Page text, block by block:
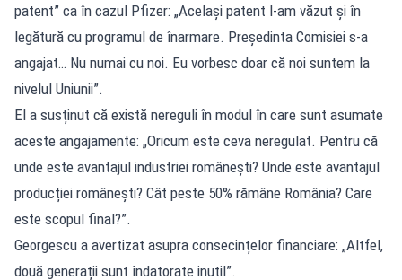
patent” ca în cazul Pfizer: „Același patent l-am văzut și în
legătură cu programul de înarmare. Președinta Comisiei s-a
angajat… Nu numai cu noi. Eu vorbesc doar că noi suntem la
nivelul Uniunii”.
El a susținut că există nereguli în modul în care sunt asumate
aceste angajamente: „Oricum este ceva neregulat. Pentru că
unde este avantajul industriei românești? Unde este avantajul
producției românești? Cât peste 50% rămâne România? Care
este scopul final?”.
Georgescu a avertizat asupra consecințelor financiare: „Altfel,
două generații sunt îndatorate inutil”.